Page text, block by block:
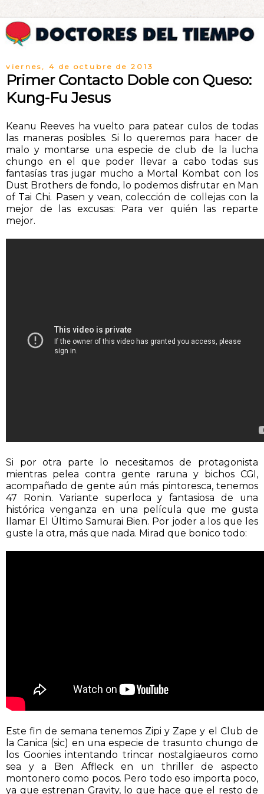
viernes, 4 de octubre de 2013
Primer Contacto Doble con Queso:
Kung-Fu Jesus
Keanu Reeves ha vuelto para patear culos de todas
las maneras posibles. Si lo queremos para hacer de
malo y montarse una especie de club de la lucha
chungo en el que poder llevar a cabo todas sus
fantasías tras jugar mucho a Mortal Kombat con los
Dust Brothers de fondo, lo podemos disfrutar en Man
of Tai Chi. Pasen y vean, colección de collejas con la
mejor de las excusas: Para ver quién las reparte
mejor.
Si por otra parte lo necesitamos de protagonista
mientras pelea contra gente raruna y bichos CGI,
acompañado de gente aún más pintoresca, tenemos
47 Ronin. Variante superloca y fantasiosa de una
histórica venganza en una película que me gusta
llamar El Último Samurai Bien. Por joder a los que les
guste la otra, más que nada. Mirad que bonico todo:
Este fin de semana tenemos Zipi y Zape y el Club de
la Canica (sic) en una especie de trasunto chungo de
los Goonies intentando trincar nostalgiaeuros como
sea y a Ben Affleck en un thriller de aspecto
montonero como pocos. Pero todo eso importa poco,
ya que estrenan Gravity, lo que hace que el resto de